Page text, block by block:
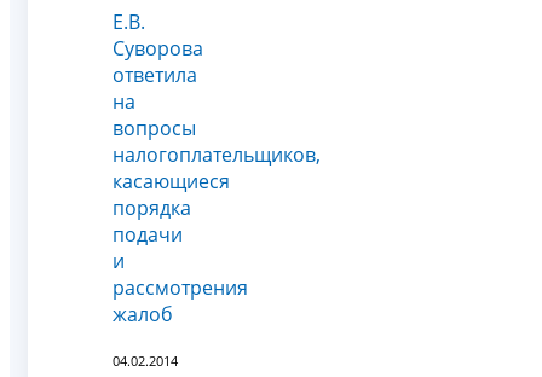
Е.В.
Суворова
ответила
на
вопросы
налогоплательщиков,
касающиеся
порядка
подачи
и
рассмотрения
жалоб
04.02.2014